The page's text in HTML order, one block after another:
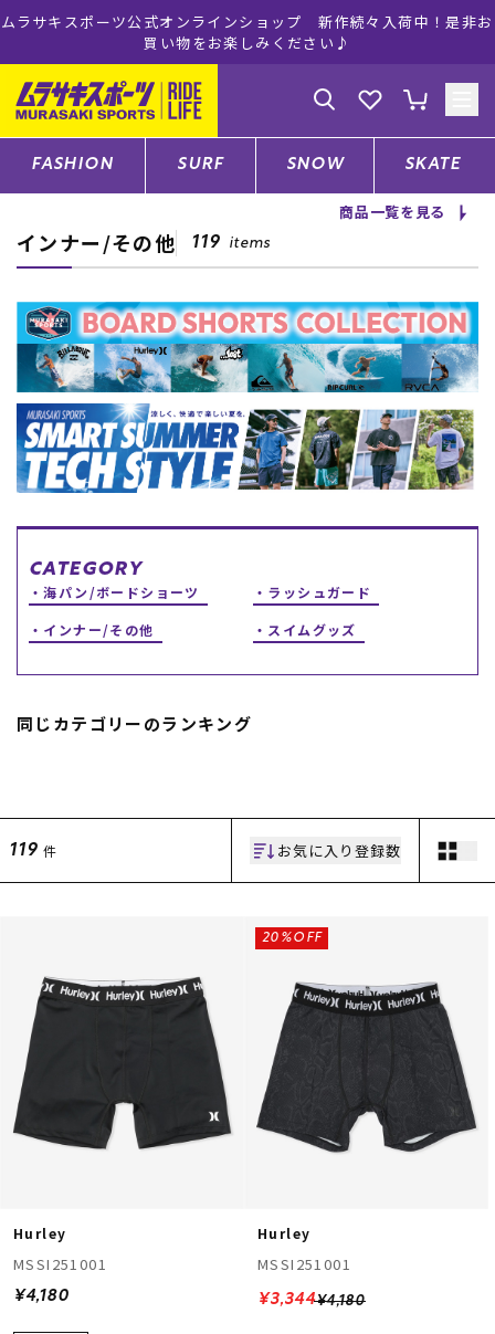
ムラサキスポーツ公式オンラインショップ 新作続々入荷中！是非お
買い物をお楽しみください♪
ゲスト様
ログイン 会員登録
店舗一覧
CATEGORY
ファッションTOP
サーフTOP
スノーTOP
スケートTOP
覧
中古/アウトレット サー
フ
ギフトラッピング
下取り保証について
よくある質問
ニュース
ポイント・クーポンもこのアプリで！
FASHION SURF SNOW SKATE
商品一覧を見る
インナー/その他 119 items
CATEGORY
海パン/ボードショーツ
ラッシュガード
インナー/その他
スイムグッズ
同じカテゴリーのランキング
119 件 お気に入り登録数
Hurley
MSSI251001
¥4,180
Hurley
MSSI251001
¥4,180
20%OFF
¥3,344